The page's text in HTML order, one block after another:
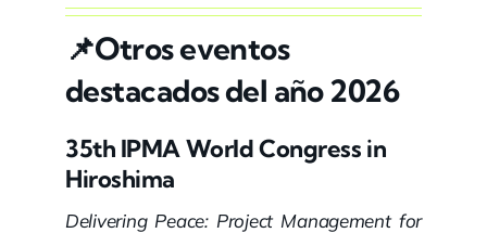
📌Otros eventos
destacados del año 2026
35th IPMA World Congress in
Hiroshima
Delivering Peace: Project Management for